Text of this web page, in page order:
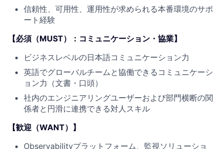
信頼性、可用性、運用性が求められる本番環境のサポ
ート経験
【必須（MUST）：コミュニケーション・協業】
ビジネスレベルの日本語コミュニケーション力
英語でグローバルチームと協働できるコミュニケーシ
ョン力（文書・口頭）
社内のエンジニアリングユーザーおよび部門横断の関
係者と円滑に連携できる対人スキル
【歓迎（WANT） 】
Observabilityプラットフォーム、監視ソリューショ